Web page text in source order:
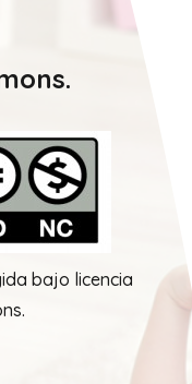
bajo licencia